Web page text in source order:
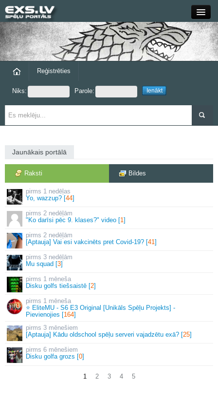
Close
Forums
Grupas
Reģistrēties
Niks: Parole:
Jaunākais portālā
Raksti Bildes
1 nedēļas
Yo, wazzup? [44]
2 nedēļām
"Ko darīsi pēc 9. klases?" video [1]
2 nedēļām
[Aptauja] Vai esi vakcinēts pret Covid-19? [41]
3 nedēļām
Mu squad [3]
1 mēneša
Disku golfs tiešsaistē [2]
1 mēneša
⭐ EliteMU - S6 E3 Original [Unikāls Spēļu Projekts] -
Pievienojies [164]
3 mēnešiem
[Aptauja] Kādu oldschool spēļu serveri vajadzētu exā? [25]
6 mēnešiem
Disku golfa grozs [0]
1 2 3 4 5